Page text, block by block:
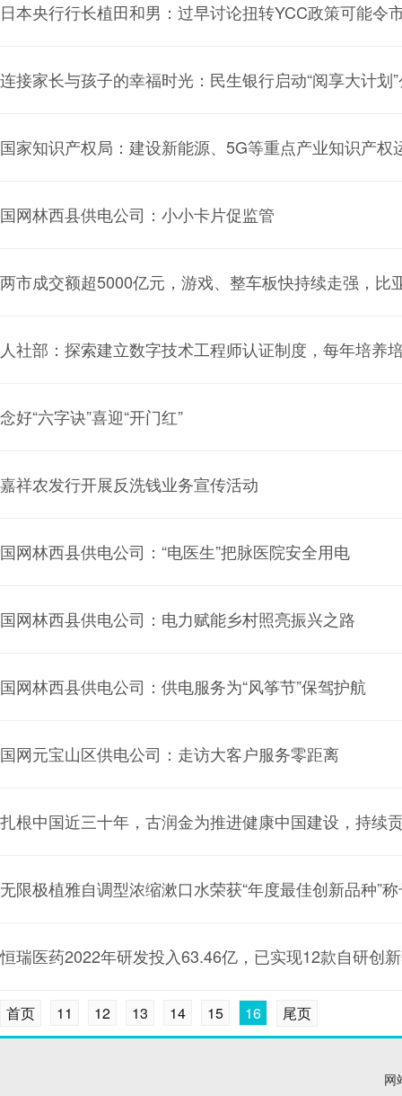
日本央行行长植田和男：过早讨论扭转YCC政策可能令
连接家长与孩子的幸福时光：民生银行启动“阅享大计划
国家知识产权局：建设新能源、5G等重点产业知识产权
国网林西县供电公司：小小卡片促监管
两市成交额超5000亿元，游戏、整车板快持续走强，比
人社部：探索建立数字技术工程师认证制度，每年培养
念好“六字诀”喜迎“开门红”
嘉祥农发行开展反洗钱业务宣传活动
国网林西县供电公司：“电医生”把脉医院安全用电
国网林西县供电公司：电力赋能乡村照亮振兴之路
国网林西县供电公司：供电服务为“风筝节”保驾护航
国网元宝山区供电公司：走访大客户服务零距离
扎根中国近三十年，古润金为推进健康中国建设，持续
无限极植雅自调型浓缩漱口水荣获“年度最佳创新品种”
恒瑞医药2022年研发投入63.46亿，已实现12款自研创
首页 11 12 13 14 15 16 尾页
网